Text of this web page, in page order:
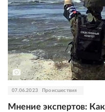
07.06.2023 Происшествия
Мнение экспертов: